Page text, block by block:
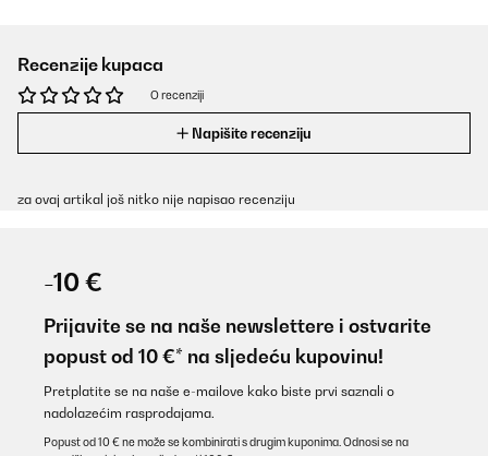
Recenzije kupaca
O recenziji
Napišite recenziju
za ovaj artikal još nitko nije napisao recenziju
-10 €
Prijavite se na naše newslettere i ostvarite
popust od 10 €* na sljedeću kupovinu!
Pretplatite se na naše e-mailove kako biste prvi saznali o
nadolazećim rasprodajama.
Popust od 10 € ne može se kombinirati s drugim kuponima. Odnosi se na